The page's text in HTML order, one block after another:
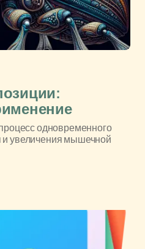
одновременного
увеличения мышечной